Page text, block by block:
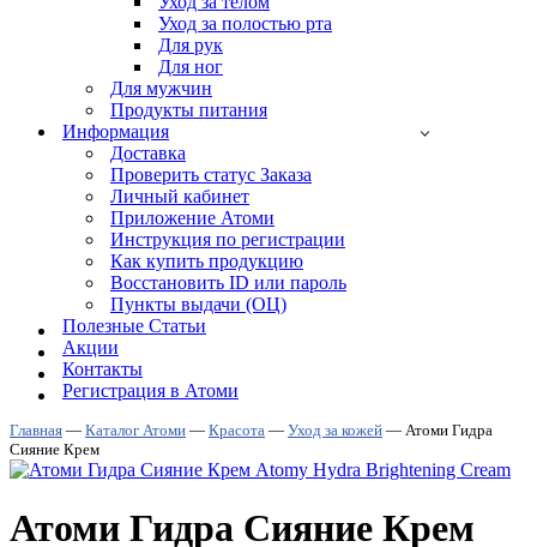
Уход за полостью рта
Для рук
Для ног
Для мужчин
Продукты питания
Информация
Доставка
Проверить статус Заказа
Личный кабинет
Приложение Атоми
Инструкция по регистрации
Как купить продукцию
Восстановить ID или пароль
Пункты выдачи (ОЦ)
Полезные Статьи
Акции
Контакты
Регистрация в Атоми
Главная — Каталог Атоми — Красота — Уход за кожей — Атоми Гидра
Сияние Крем
Атоми Гидра Сияние Крем